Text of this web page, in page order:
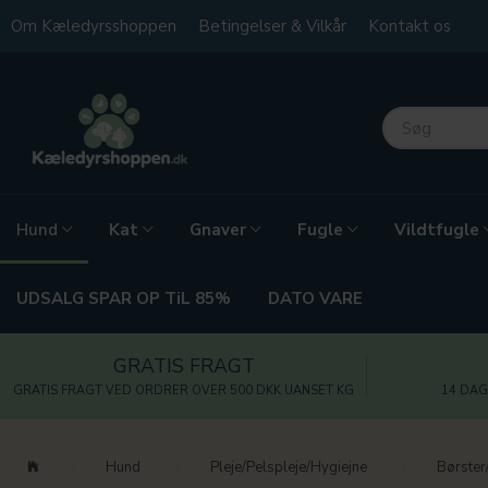
Om Kæledyrsshoppen Betingelser & Vilkår Kontakt os
Hund Kat Gnaver Fugle Vildtfugle
UDSALG SPAR OP TiL 85% DATO VARE
GRATIS FRAGT
GRATIS FRAGT VED ORDRER OVER 500 DKK UANSET KG 14
Hund Pleje/Pelspleje/Hygiejne